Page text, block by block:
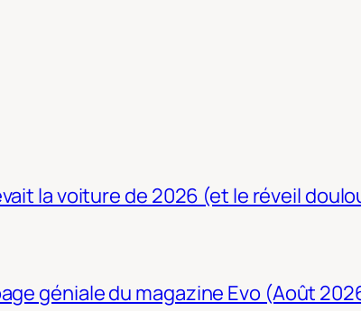
la voiture de 2026 (et le réveil
géniale du magazine Evo (Août